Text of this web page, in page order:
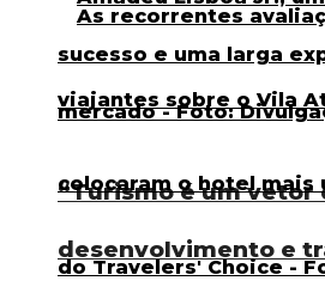
“Turismo é um vetor
desenvolvimento e